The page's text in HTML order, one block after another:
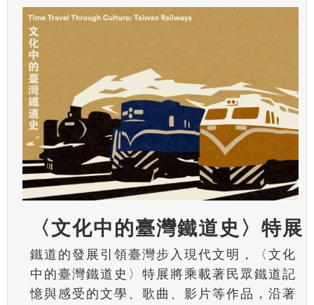
〈文化中的臺灣鐵道史〉特展
鐵道的發展引領臺灣步入現代文明，〈文化
中的臺灣鐵道史〉特展將乘載著民眾鐵道記
憶與感受的文學、歌曲、影片等作品，沿著